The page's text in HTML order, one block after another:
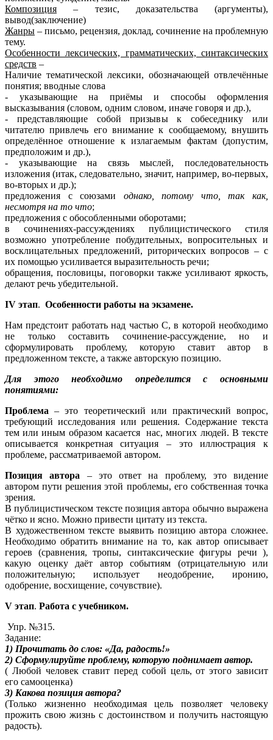
Композиция – тезис, доказательства (аргументы),
вывод(заключение)
Жанры – письмо, рецензия, доклад, сочинение на проблемную
тему.
Особенности лексических, грамматических, синтаксических
средств –
Наличие тематической лексики, обозначающей отвлечённые
понятия; вводные слова
- указывающие на приёмы и способы оформления
высказывания (словом, одним словом, иначе говоря и др.),
- представляющие собой призывы к собеседнику или
читателю привлечь его внимание к сообщаемому, внушить
определённое отношение к излагаемым фактам (допустим,
предположим и др.),
- указывающие на связь мыслей, последовательность
изложения (итак, следовательно, значит, например, во-первых,
во-вторых и др.);
предложения с союзами однако, потому что, так как,
несмотря на то что;
предложения с обособленными оборотами;
в сочинениях-рассуждениях публицистического стиля
возможно употребление побудительных, вопросительных и
восклицательных предложений, риторических вопросов – с
их помощью усиливается выразительность речи;
обращения, пословицы, поговорки также усиливают яркость,
делают речь убедительной.
IV этап. Особенности работы на экзамене.
Нам предстоит работать над частью С, в которой необходимо
не только составить сочинение-рассуждение, но и
сформулировать проблему, которую ставит автор в
предложенном тексте, а также авторскую позицию.
Для этого необходимо определится с основными
понятиями:
Проблема – это теоретический или практический вопрос,
требующий исследования или решения. Содержание текста
тем или иным образом касается нас, многих людей. В тексте
описывается конкретная ситуация – это иллюстрация к
проблеме, рассматриваемой автором.
Позиция автора – это ответ на проблему, это видение
автором пути решения этой проблемы, его собственная точка
зрения.
В публицистическом тексте позиция автора обычно выражена
чётко и ясно. Можно привести цитату из текста.
В художественном тексте выявить позицию автора сложнее.
Необходимо обратить внимание на то, как автор описывает
героев (сравнения, тропы, синтаксические фигуры речи ),
какую оценку даёт автор событиям (отрицательную или
положительную; использует неодобрение, иронию,
одобрение, восхищение, сочувствие).
V этап. Работа с учебником.
Упр. №315.
Задание:
1) Прочитать до слов: «Да, радость!»
2) Сформулируйте проблему, которую поднимает автор.
( Любой человек ставит перед собой цель, от этого зависит
его самооценка)
3) Какова позиция автора?
(Только жизненно необходимая цель позволяет человеку
прожить свою жизнь с достоинством и получить настоящую
радость).